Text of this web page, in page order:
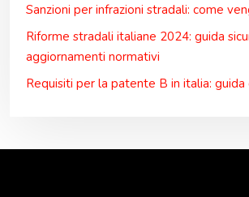
Sanzioni per infrazioni stradali: come
Riforme stradali italiane 2024: guida
aggiornamenti normativi
Requisiti per la patente B in italia: